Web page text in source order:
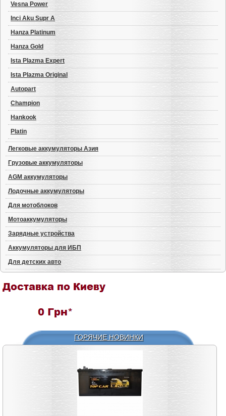
Vesna Power
Inci Aku Supr A
Hanza Platinum
Hanza Gold
Ista Plazma Expert
Ista Plazma Original
Autopart
Champion
Hankook
Platin
Легковые аккумуляторы Азия
Грузовые аккумуляторы
AGM аккумуляторы
Лодочные аккумуляторы
Для мотоблоков
Мотоаккумуляторы
Зарядные устройства
Аккумуляторы для ИБП
Для детских авто
ГОРЯЧИЕ НОВИНКИ